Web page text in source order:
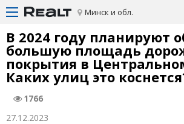
Минск и обл.
В 2024 году планируют
большую площадь
покрытия в
Каких улиц это
1766
27.12.2023